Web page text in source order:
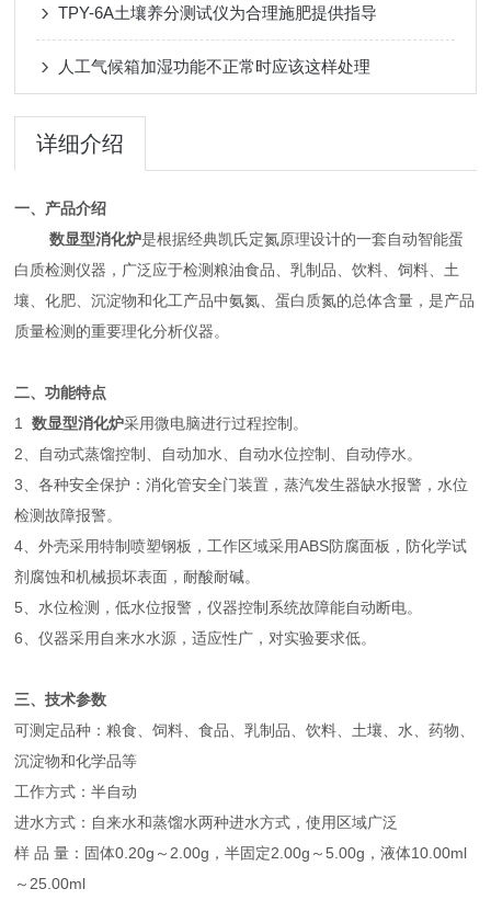
TPY-6A土壤养分测试仪为合理施肥提供指导
人工气候箱加湿功能不正常时应该这样处理
详细介绍
一、产品介绍
数显型消化炉是根据经典凯氏定氮原理设计的一套自动智能蛋
白质检测仪器，广泛应于检测粮油食品、乳制品、饮料、饲料、土
壤、化肥、沉淀物和化工产品中氨氮、蛋白质氮的总体含量，是产品
质量检测的重要理化分析仪器。
二、功能特点
1数显型消化炉采用微电脑进行过程控制。
2、自动式蒸馏控制、自动加水、自动水位控制、自动停水。
3、各种安全保护：消化管安全门装置，蒸汽发生器缺水报警，水位
检测故障报警。
4、外壳采用特制喷塑钢板，工作区域采用ABS防腐面板，防化学试
剂腐蚀和机械损坏表面，耐酸耐碱。
5、水位检测，低水位报警，仪器控制系统故障能自动断电。
6、仪器采用自来水水源，适应性广，对实验要求低。
三、技术参数
可测定品种：粮食、饲料、食品、乳制品、饮料、土壤、水、药物、
沉淀物和化学品等
工作方式：半自动
进水方式：自来水和蒸馏水两种进水方式，使用区域广泛
样 品 量：固体0.20g～2.00g，半固定2.00g～5.00g，液体10.00ml
～25.00ml